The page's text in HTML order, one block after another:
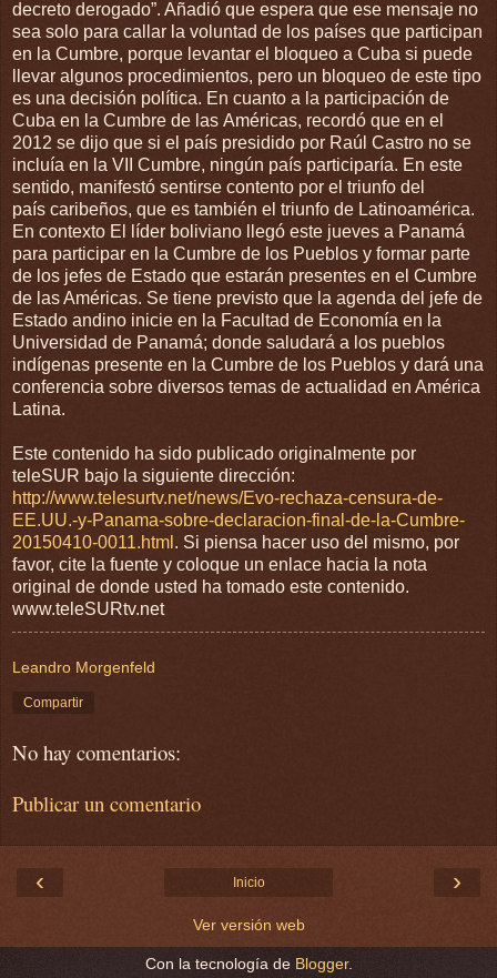
decreto derogado”. Añadió que espera que ese mensaje no
sea solo para callar la voluntad de los países que participan
en la Cumbre, porque levantar el bloqueo a Cuba si puede
llevar algunos procedimientos, pero un bloqueo de este tipo
es una decisión política. En cuanto a la participación de
Cuba en la Cumbre de las Américas, recordó que en el
2012 se dijo que si el país presidido por Raúl Castro no se
incluía en la VII Cumbre, ningún país participaría. En este
sentido, manifestó sentirse contento por el triunfo del
país caribeños, que es también el triunfo de Latinoamérica.
En contexto El líder boliviano llegó este jueves a Panamá
para participar en la Cumbre de los Pueblos y formar parte
de los jefes de Estado que estarán presentes en el Cumbre
de las Américas. Se tiene previsto que la agenda del jefe de
Estado andino inicie en la Facultad de Economía en la
Universidad de Panamá; donde saludará a los pueblos
indígenas presente en la Cumbre de los Pueblos y dará una
conferencia sobre diversos temas de actualidad en América
Latina.
Este contenido ha sido publicado originalmente por
teleSUR bajo la siguiente dirección:
http://www.telesurtv.net/news/Evo-rechaza-censura-de-
EE.UU.-y-Panama-sobre-declaracion-final-de-la-Cumbre-
20150410-0011.html . Si piensa hacer uso del mismo, por
favor, cite la fuente y coloque un enlace hacia la nota
original de donde usted ha tomado este contenido.
www.teleSURtv.net
Leandro Morgenfeld
Compartir
No hay comentarios:
Publicar un comentario
‹ ›
Inicio
Ver versión web
Con la tecnología de Blogger.